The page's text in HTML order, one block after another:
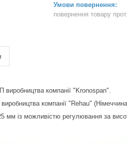
повернення товару
компанії "Kronospan".
компанії "Rehau"
мм із можливістю регулювання за